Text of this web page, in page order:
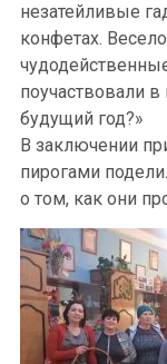
незатейливые
конфетах.
поучаствовали
будущий год?»
В заключении
пирогами
о том, как они